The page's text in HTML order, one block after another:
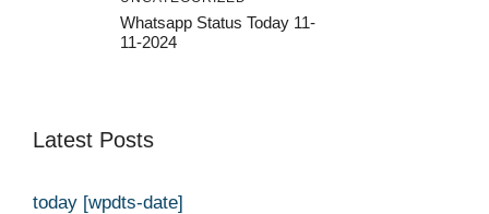
Whatsapp Status Today 11-
11-2024
Latest Posts
today [wpdts-date]